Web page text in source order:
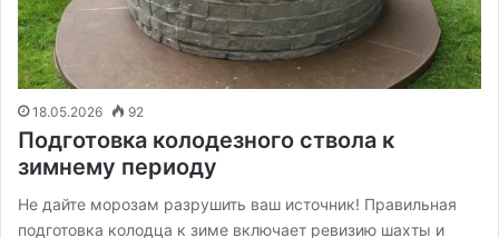
18.05.2026 92
Подготовка колодезного ствола к
зимнему периоду
Не дайте морозам разрушить ваш источник! Правильная
подготовка колодца к зиме включает ревизию шахты и